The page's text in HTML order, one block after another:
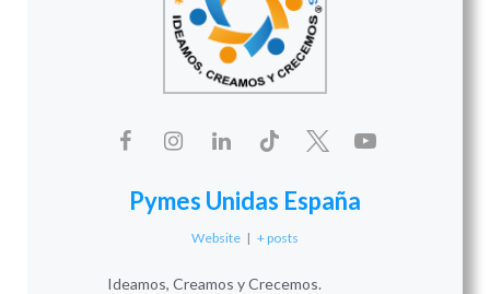
Pymes Unidas España
Website | + posts
Ideamos, Creamos y Crecemos.